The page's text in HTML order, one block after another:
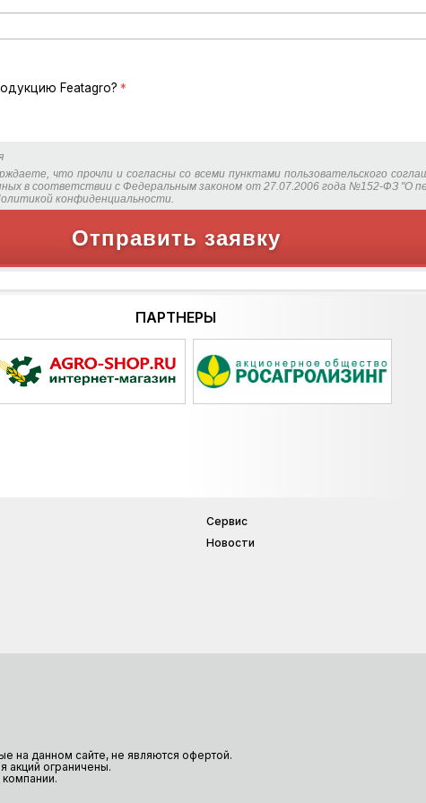
Featagro? *
что прочли и согласны со всеми пунктами пользовательского
в соответствии с Федеральным законом от 27.07.2006 года №152-ФЗ "О
конфиденциальности.
Отправить заявку
ПАРТНЕРЫ
Сервис
Новости
на данном сайте, не являются офертой.
акций ограничены.